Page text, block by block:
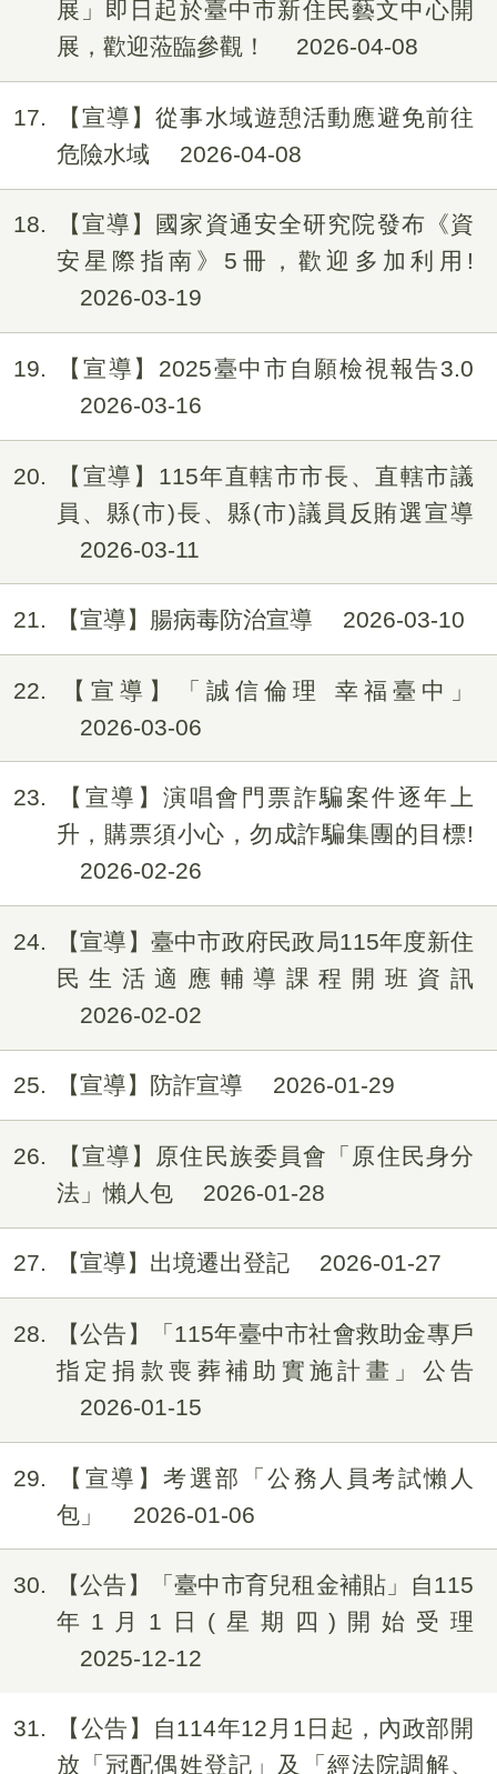
展」即日起於臺中市新住民藝文中心開
展，歡迎蒞臨參觀！
2026-04-08
17
【宣導】從事水域遊憩活動應避免前往
危險水域
2026-04-08
18
【宣導】國家資通安全研究院發布《資
安星際指南》5冊，歡迎多加利用!
2026-03-19
19
【宣導】2025臺中市自願檢視報告3.0
2026-03-16
20
【宣導】115年直轄市市長、直轄市議
員、縣(市)長、縣(市)議員反賄選宣導
2026-03-11
21 【宣導】腸病毒防治宣導 2026-03-10
22
【宣導】「誠信倫理 幸福臺中」
2026-03-06
23
【宣導】演唱會門票詐騙案件逐年上
升，購票須小心，勿成詐騙集團的目標!
2026-02-26
24
【宣導】臺中市政府民政局115年度新住
民生活適應輔導課程開班資訊
2026-02-02
25 【宣導】防詐宣導 2026-01-29
26
【宣導】原住民族委員會「原住民身分
法」懶人包
2026-01-28
27 【宣導】出境遷出登記 2026-01-27
28
【公告】「115年臺中市社會救助金專戶
指定捐款喪葬補助實施計畫」公告
2026-01-15
29
【宣導】考選部「公務人員考試懶人
包」
2026-01-06
30
【公告】「臺中市育兒租金補貼」自115
年1月1日(星期四)開始受理
2025-12-12
31
【公告】自114年12月1日起，內政部開
放「冠配偶姓登記」及「經法院調解、